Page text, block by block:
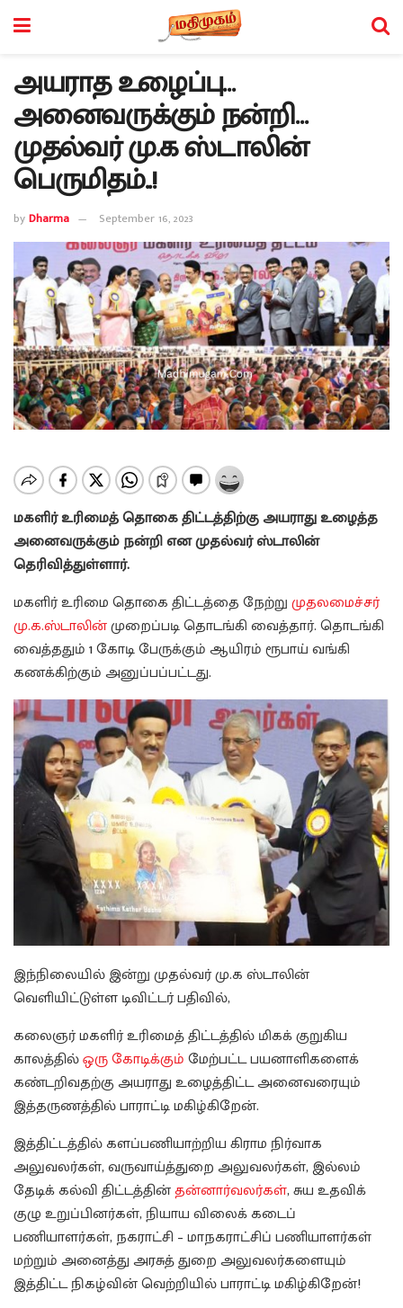
அயராத உழைப்பு…
அனைவருக்கும் நன்றி…
முதல்வர் மு.க ஸ்டாலின்
பெருமிதம்..!
byDharma September 16, 2023
மகளிர் உரிமைத் தொகை திட்டத்திற்குஅயராது உழைத்த
அனைவருக்கும் நன்றி என முதல்வர் ஸ்டாலின்
தெரிவித்துள்ளார்.
மகளிர் உரிமை தொகை திட்டத்தை நேற்றுமுதலமைச்சர்
மு.க.ஸ்டாலின்முறைப்படி தொடங்கி வைத்தார். தொடங்கி
வைத்ததும் 1 கோடி பேருக்கும் ஆயிரம் ரூபாய் வங்கி
கணக்கிற்கும் அனுப்பப்பட்டது.
இந்நிலையில் இன்று முதல்வர் மு.க ஸ்டாலின்
வெளியிட்டுள்ள டிவிட்டர் பதிவில்,
கலைஞர் மகளிர் உரிமைத் திட்டத்தில் மிகக் குறுகிய
காலத்தில்ஒரு கோடிக்கும்மேற்பட்ட பயனாளிகளைக்
கண்டறிவதற்கு அயராது உழைத்திட்ட அனைவரையும்
இத்தருணத்தில் பாராட்டி மகிழ்கிறேன்.
இத்திட்டத்தில் களப்பணியாற்றிய கிராம நிர்வாக
அலுவலர்கள், வருவாய்த்துறை அலுவலர்கள், இல்லம்
தேடிக் கல்வி திட்டத்தின்தன்னார்வலர்கள், சுய உதவிக்
குழு உறுப்பினர்கள், நியாய விலைக் கடைப்
பணியாளர்கள், நகராட்சி – மாநகராட்சிப் பணியாளர்கள்
மற்றும் அனைத்து அரசுத் துறை அலுவலர்களையும்
இத்திட்ட நிகழ்வின் வெற்றியில் பாராட்டி மகிழ்கிறேன்!